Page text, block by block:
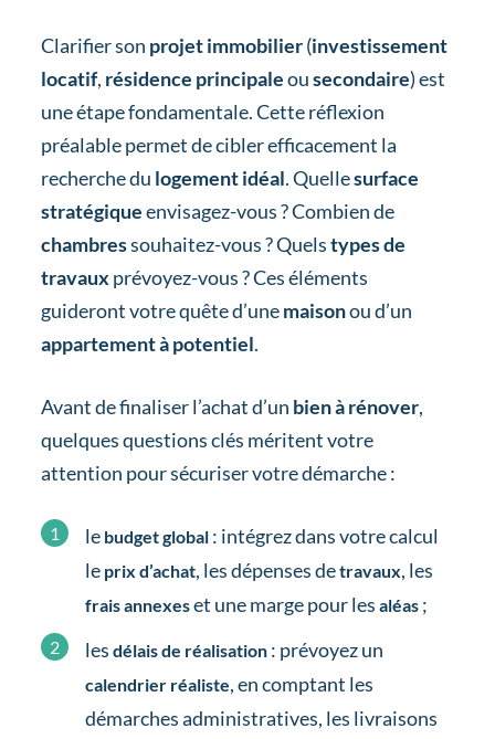
Clarifier son projet immobilier(investissement
locatif, résidence principaleousecondaire) est
une étape fondamentale. Cette réflexion
préalable permet de cibler efficacement la
recherche du logement idéal. Quellesurface
stratégiqueenvisagez-vous ? Combien de
chambressouhaitez-vous ? Quelstypes de
travaux prévoyez-vous ? Ces éléments
guideront votre quête d’unemaisonou d’un
appartement à potentiel.
Avant de finaliser l’achat d’un bien à rénover,
quelques questions clés méritent votre
attention pour sécuriser votre démarche :
lebudget global: intégrez dans votre calcul
le prix d’achat, les dépenses detravaux, les
frais annexeset une marge pour les aléas;
les délais de réalisation: prévoyez un
calendrier réaliste, en comptant les
démarches administratives, les livraisons